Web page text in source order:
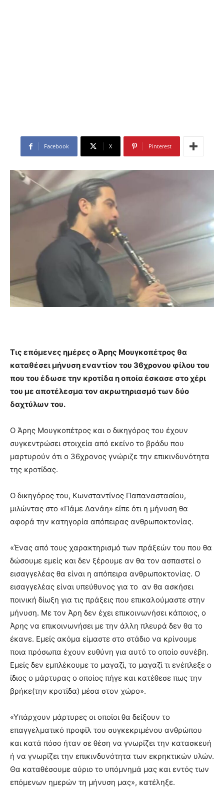
Facebook X Pinterest
Τις επόμενες ημέρες ο Άρης Μουγκοπέτρος θα
καταθέσει μήνυση εναντίον του 36χρονου φίλου του
που του έδωσε την κροτίδα η οποία έσκασε στο χέρι
του με αποτέλεσμα τον ακρωτηριασμό των δύο
δαχτύλων του.
Ο Άρης Μουγκοπέτρος και ο δικηγόρος του έχουν
συγκεντρώσει στοιχεία από εκείνο το βράδυ που
μαρτυρούν ότι ο 36χρονος γνώριζε την επικινδυνότητα
της κροτίδας.
Ο δικηγόρος του, Κωνσταντίνος Παπαναστασίου,
μιλώντας στο «Πάμε Δανάη» είπε ότι η μήνυση θα
αφορά την κατηγορία απόπειρας ανθρωποκτονίας.
«Ένας από τους χαρακτηρισμό των πράξεών του που θα
δώσουμε εμείς και δεν ξέρουμε αν θα τον ασπαστεί ο
εισαγγελέας θα είναι η απόπειρα ανθρωποκτονίας. Ο
εισαγγελέας είναι υπεύθυνος για το αν θα ασκήσει
ποινική δίωξη για τις πράξεις που επικαλούμαστε στην
μήνυση. Με τον Άρη δεν έχει επικοινωνήσει κάποιος, ο
Άρης να επικοινωνήσει με την άλλη πλευρά δεν θα το
έκανε. Εμείς ακόμα είμαστε στο στάδιο να κρίνουμε
ποια πρόσωπα έχουν ευθύνη για αυτό το οποίο συνέβη.
Εμείς δεν εμπλέκουμε το μαγαζί, το μαγαζί τι ενέπλεξε ο
ίδιος ο μάρτυρας ο οποίος πήγε και κατέθεσε πως την
βρήκε(την κροτίδα) μέσα στον χώρο».
«Υπάρχουν μάρτυρες οι οποίοι θα δείξουν το
επαγγελματικό προφίλ του συγκεκριμένου ανθρώπου
και κατά πόσο ήταν σε θέση να γνωρίζει την κατασκευή
ή να γνωρίζει την επικινδυνότητα των εκρηκτικών υλών.
Θα καταθέσουμε αύριο το υπόμνημά μας και εντός των
επόμενων ημερών τη μήνυση μας», κατέληξε.